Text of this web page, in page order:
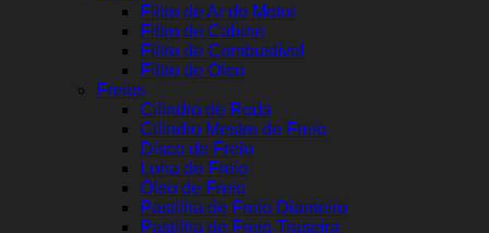
Filtro de Ar do Motor
Filtro de Cabine
Filtro de Combustível
Filtro de Óleo
Freios
Cilindro de Roda
Cilindro Mestre de Freio
Disco de Freio
Lona de Freio
Óleo de Freio
Pastilha de Freio Dianteiro
Pastilha de Freio Traseira